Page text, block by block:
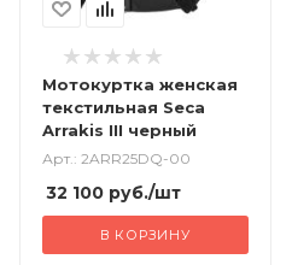
Мотокуртка женская
текстильная Seca
Arrakis III черный
Арт.: 2ARR25DQ-00
32 100 руб./шт
В КОРЗИНУ